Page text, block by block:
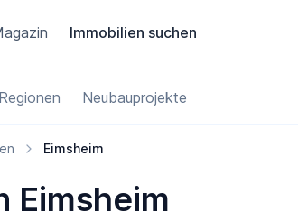
Immobilien suchen
Regionen Neubauprojekte
Eimsheim
Eimsheim